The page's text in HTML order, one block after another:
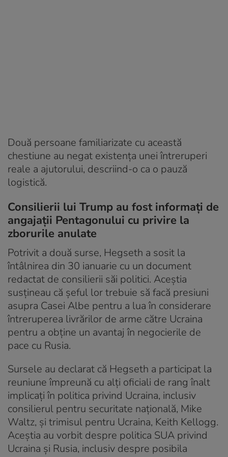
Două persoane familiarizate cu această
chestiune au negat existența unei întreruperi
reale a ajutorului, descriind-o ca o pauză
logistică.
Consilierii lui Trump au fost informați de
angajații Pentagonului cu privire la
zborurile anulate
Potrivit a două surse, Hegseth a sosit la
întâlnirea din 30 ianuarie cu un document
redactat de consilierii săi politici. Aceștia
susțineau că șeful lor trebuie să facă presiuni
asupra Casei Albe pentru a lua în considerare
întreruperea livrărilor de arme către Ucraina
pentru a obține un avantaj în negocierile de
pace cu Rusia.
Sursele au declarat că Hegseth a participat la
reuniune împreună cu alți oficiali de rang înalt
implicați în politica privind Ucraina, inclusiv
consilierul pentru securitate națională, Mike
Waltz, și trimisul pentru Ucraina, Keith Kellogg.
Aceștia au vorbit despre politica SUA privind
Ucraina și Rusia, inclusiv despre posibila